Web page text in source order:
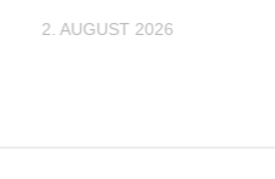
2. AUGUST 2026